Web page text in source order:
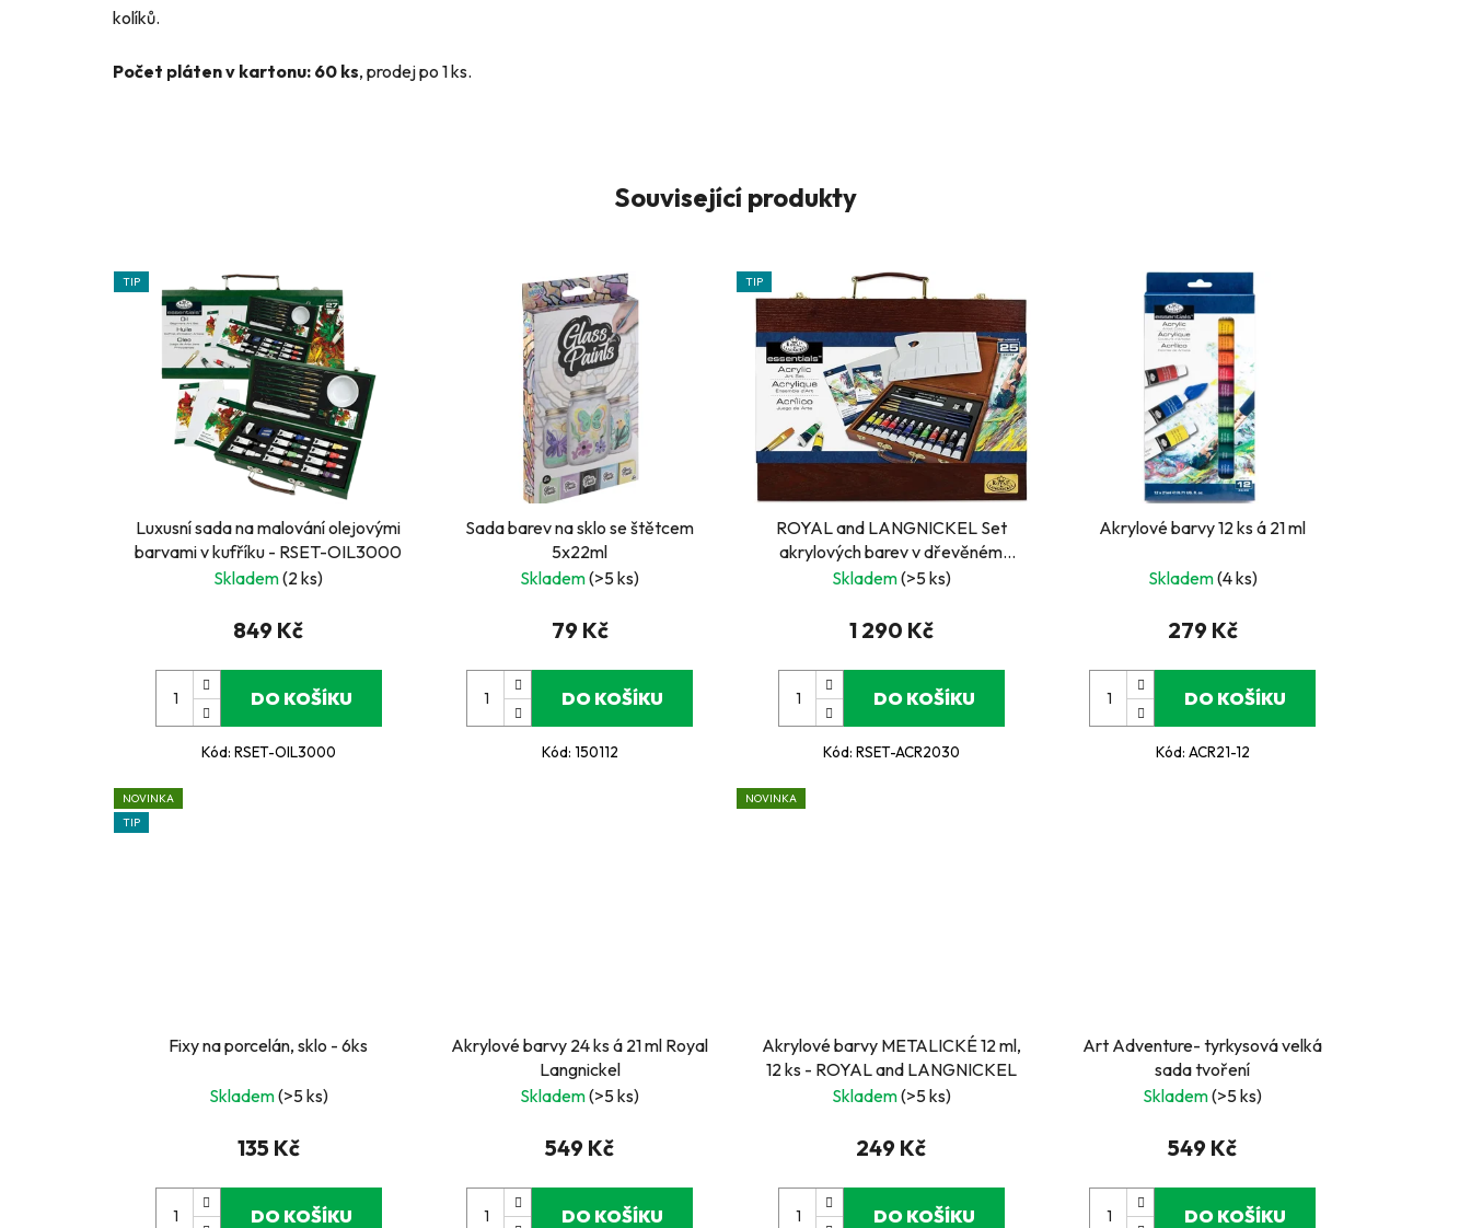
kolíků.
Počet pláten v kartonu: 60 ks, prodej po 1 ks.
Související produkty
TIP
Luxusní sada na malování olejovými
barvami v kufříku - RSET-OIL3000
Skladem(2 ks)
849 Kč
DO KOŠÍKU
Kód: RSET-OIL3000
Sada barev na sklo se štětcem
5x22ml
Skladem(>5 ks)
79 Kč
DO KOŠÍKU
Kód: 150112
TIP
ROYAL and LANGNICKEL Set
akrylových barev v dřevěném
kufříku.
Skladem(>5 ks)
1 290 Kč
DO KOŠÍKU
Kód: RSET-ACR2030
Akrylové barvy 12 ks á 21 ml
Skladem(4 ks)
279 Kč
DO KOŠÍKU
Kód: ACR21-12
NOVINKA
TIP
Fixy na porcelán, sklo - 6ks
Skladem(>5 ks)
135 Kč
DO KOŠÍKU
Akrylové barvy 24 ks á 21 ml Royal
Langnickel
Skladem(>5 ks)
549 Kč
DO KOŠÍKU
NOVINKA
Akrylové barvy METALICKÉ 12 ml,
12 ks - ROYAL and LANGNICKEL
Skladem(>5 ks)
249 Kč
DO KOŠÍKU
Art Adventure- tyrkysová velká
sada tvoření
Skladem(>5 ks)
549 Kč
DO KOŠÍKU